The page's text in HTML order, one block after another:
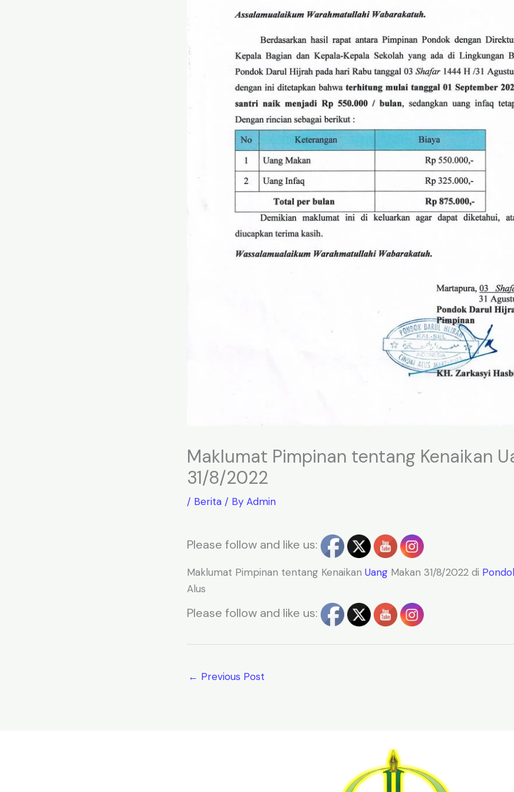
Maklumat Pimpinan tentang Kenaikan
31/8/2022
/ Berita / By Admin
Please follow and like us:
Maklumat Pimpinan tentang Kenaikan Uang Makan 31/8/2022 di
Alus
Please follow and like us:
← Previous Post